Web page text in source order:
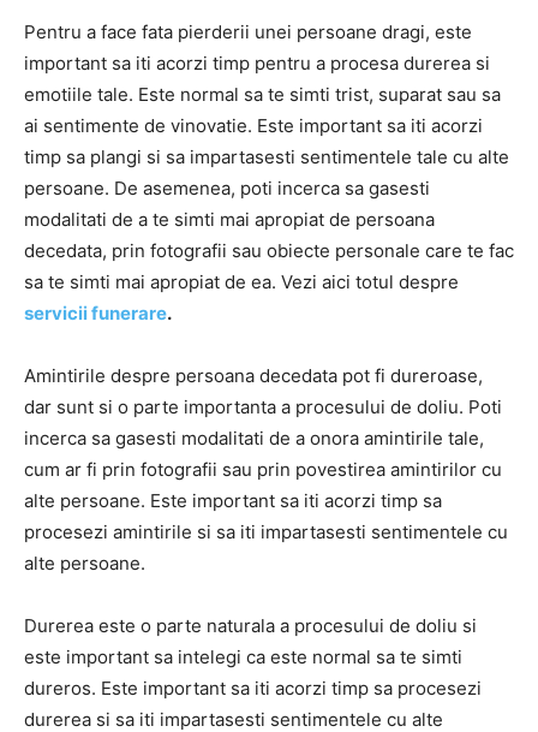
Pentru a face fata pierderii unei persoane dragi, este
important sa iti acorzi timp pentru a procesa durerea si
emotiile tale. Este normal sa te simti trist, suparat sau sa
ai sentimente de vinovatie. Este important sa iti acorzi
timp sa plangi si sa impartasesti sentimentele tale cu alte
persoane. De asemenea, poti incerca sa gasesti
modalitati de a te simti mai apropiat de persoana
decedata, prin fotografii sau obiecte personale care te fac
sa te simti mai apropiat de ea. Vezi aici totul despre
servicii funerare.
Amintirile despre persoana decedata pot fi dureroase,
dar sunt si o parte importanta a procesului de doliu. Poti
incerca sa gasesti modalitati de a onora amintirile tale,
cum ar fi prin fotografii sau prin povestirea amintirilor cu
alte persoane. Este important sa iti acorzi timp sa
procesezi amintirile si sa iti impartasesti sentimentele cu
alte persoane.
Durerea este o parte naturala a procesului de doliu si
este important sa intelegi ca este normal sa te simti
dureros. Este important sa iti acorzi timp sa procesezi
durerea si sa iti impartasesti sentimentele cu alte